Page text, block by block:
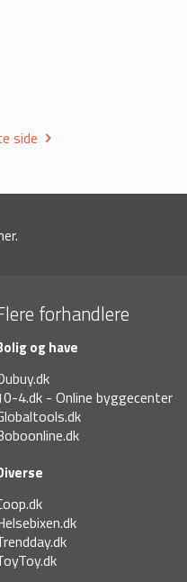
side
forhandlere
og have
4.dk - Online byggecenter